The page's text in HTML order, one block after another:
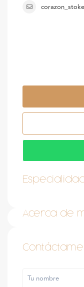
Acerca de
Contáctame